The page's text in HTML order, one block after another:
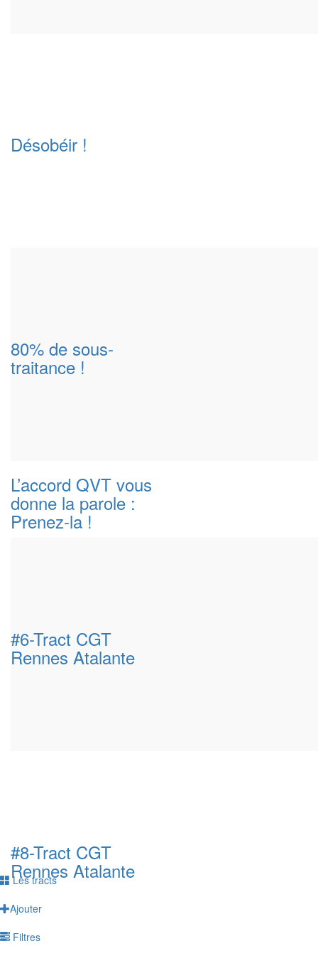
Les tracts
Ajouter
Filtres
Désobéir !
80% de sous-
traitance !
L’accord QVT vous
donne la parole :
Prenez-la !
#6-Tract CGT
Rennes Atalante
#8-Tract CGT
Rennes Atalante